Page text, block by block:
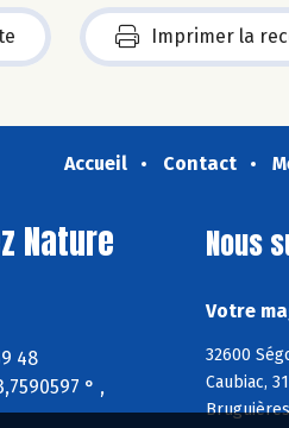
Imprimer la
Accueil Contact
Nature
48
° ,
Nous
Votre
32600
Caubiac,